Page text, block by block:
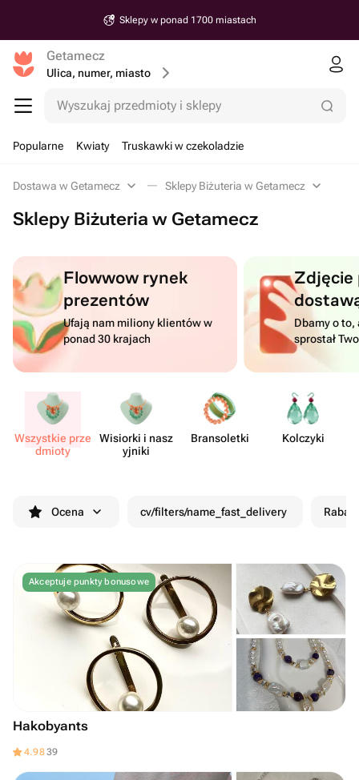
Sklepy w ponad 1700 miastach
Getamecz
Ulica, numer, miasto
Wyszukaj przedmioty i sklepy
Popularne Kwiaty Truskawki w czekoladzie
Dostawa w Getamecz Sklepy Biżuteria w Getamecz
Sklepy Biżuteria w Getamecz
Flowwow rynek
prezentów
Ufają nam miliony klientów w
ponad 30 krajach
Dbamy o to,
sprostał
Wszystkie prze​
dmioty
Wisiorki i nasz​
yjniki
Brans​oletki Kolczyki
Ocena cv/filters/name_fast_delivery Rabaty
Akceptuje punkty bonusowe
Hakobyants
4.9839